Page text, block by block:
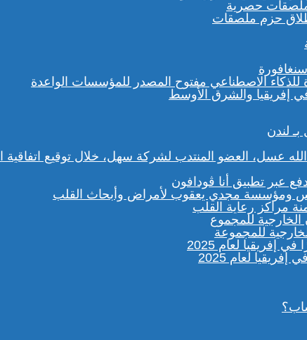
حزم ملصقات
عبر تطبيق أنا ڤودافون
مراكز رعاية القلب
للمجموعة